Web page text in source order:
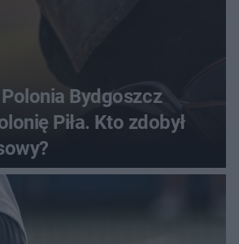
Bydgoszcz
Piła. Kto zdobył